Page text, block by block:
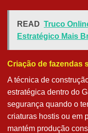
READ Truco
Estratégico Mais
Criação de fazendas
A técnica de
estratégica dentro do
segurança quando o
criaturas hostis ou em
mantém produção